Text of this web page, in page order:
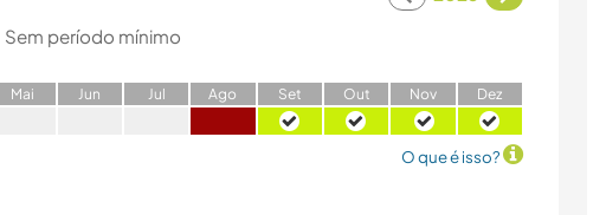
Sem período mínimo
Mai Jun Jul Ago Set Out Nov Dez
O que é isso?